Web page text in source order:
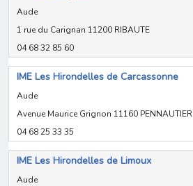
Aude
1 rue du Carignan 11200 RIBAUTE
04 68 32 85 60
IME Les Hirondelles de Carcassonne
Aude
Avenue Maurice Grignon 11160 PENNAUTIER
04 68 25 33 35
IME Les Hirondelles de Limoux
Aude